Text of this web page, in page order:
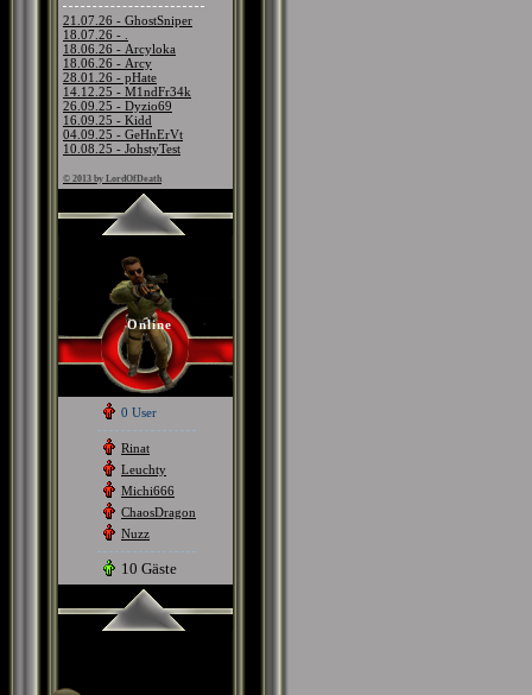
21.07.26 - GhostSniper
18.07.26 - .
18.06.26 - Arcyloka
18.06.26 - Arcy
28.01.26 - pHate
14.12.25 - M1ndFr34k
26.09.25 - Dyzio69
16.09.25 - Kidd
04.09.25 - GeHnErVt
10.08.25 - JohstyTest
© 2013 by LordOfDeath
Online
0 User
Rinat
Leuchty
Michi666
ChaosDragon
Nuzz
10 Gäste